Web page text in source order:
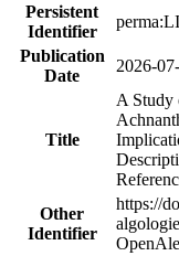
Persistent
Identifier
Publication
Date
2026-
Title
A Study
Other
Identifier
https://